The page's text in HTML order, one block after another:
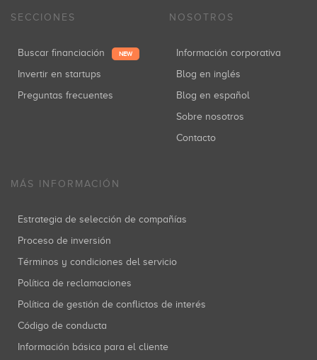
SECCIONES
Buscar financiación NEW
Invertir en startups
Preguntas frecuentes
NOSOTROS
Información corporativa
Blog en inglés
Blog en español
Sobre nosotros
Contacto
MÁS INFORMACIÓN
Estrategia de selección de compañías
Proceso de inversión
Términos y condiciones del servicio
Política de reclamaciones
Política de gestión de conflictos de interés
Código de conducta
Información básica para el cliente